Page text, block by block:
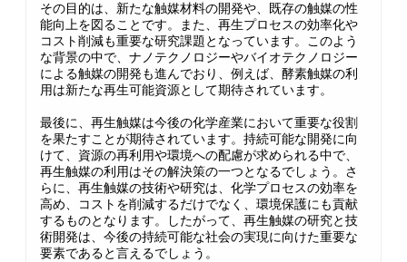
その目的は、新たな触媒材料の開発や、既存の触媒の性
能向上を図ることです。また、再生プロセスの効率化や
コスト削減も重要な研究課題となっています。このよう
な背景の中で、ナノテクノロジーやバイオテクノロジー
による触媒の開発も進んでおり、例えば、酵素触媒の利
用は新たな再生可能資源として期待されています。
最後に、再生触媒は今後の化学産業において重要な役割
を果たすことが期待されています。持続可能な開発に向
けて、資源の再利用や環境への配慮が求められる中で、
再生触媒の利用はその解決策の一つとなるでしょう。さ
らに、再生触媒の技術や研究は、化学プロセスの効率を
高め、コストを削減するだけでなく、環境保護にも貢献
するものとなります。したがって、再生触媒の研究と技
術開発は、今後の持続可能な社会の実現に向けた重要な
要素であると言えるでしょう。